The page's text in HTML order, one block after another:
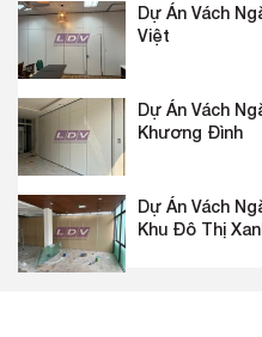
Dự Án Vách
Việt
Dự Án Vách
Khương Đình
Dự Án Vách
Khu Đô Thị